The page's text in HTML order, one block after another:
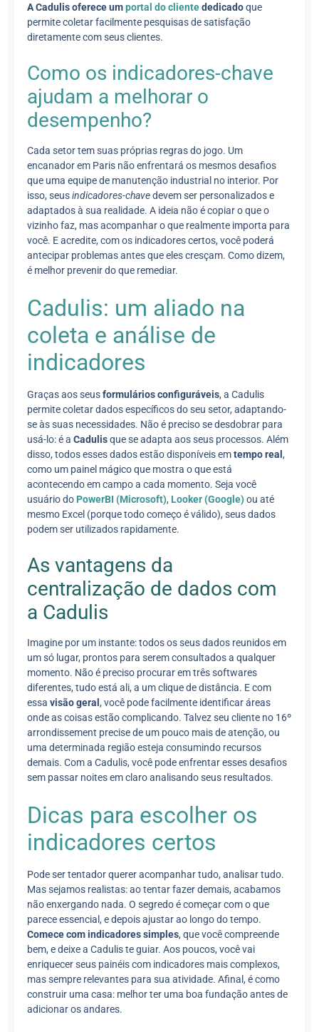
A Cadulis oferece umportal do clientededicadoque
permite coletar facilmente pesquisas de satisfação
diretamente com seus clientes.
Como os indicadores-chave
ajudam a melhorar o
desempenho?
Cada setor tem suas próprias regras do jogo. Um
encanador em Paris não enfrentará os mesmos desafios
que uma equipe de manutenção industrial no interior. Por
isso, seusindicadores-chavedevem ser personalizados e
adaptados à sua realidade. A ideia não é copiar o que o
vizinho faz, mas acompanhar o que realmente importa para
você. E acredite, com os indicadores certos, você poderá
antecipar problemas antes que eles cresçam. Como dizem,
é melhor prevenir do que remediar.
Cadulis: um aliado na
coleta e análise de
indicadores
Graças aos seusformulários configuráveis, a Cadulis
permite coletar dados específicos do seu setor, adaptando-
se às suas necessidades. Não é preciso se desdobrar para
usá-lo: é aCadulisque se adapta aos seus processos. Além
disso, todos esses dados estão disponíveis emtempo real,
como um painel mágico que mostra o que está
acontecendo em campo a cada momento. Seja você
usuário do PowerBI (Microsoft), Looker (Google)ou até
mesmo Excel (porque todo começo é válido), seus dados
podem ser utilizados rapidamente.
As vantagens da
centralização de dados com
a Cadulis
Imagine por um instante: todos os seus dados reunidos em
um só lugar, prontos para serem consultados a qualquer
momento. Não é preciso procurar em três softwares
diferentes, tudo está ali, a um clique de distância. E com
essavisão geral, você pode facilmente identificar áreas
onde as coisas estão complicando. Talvez seu cliente no 16º
arrondissement precise de um pouco mais de atenção, ou
uma determinada região esteja consumindo recursos
demais. Com a Cadulis, você pode enfrentar esses desafios
sem passar noites em claro analisando seus resultados.
Dicas para escolher os
indicadores certos
Pode ser tentador querer acompanhar tudo, analisar tudo.
Mas sejamos realistas: ao tentar fazer demais, acabamos
não enxergando nada. O segredo é começar com o que
parece essencial, e depois ajustar ao longo do tempo.
Comece com indicadores simples, que você compreende
bem, e deixe a Cadulis te guiar. Aos poucos, você vai
enriquecer seus painéis com indicadores mais complexos,
mas sempre relevantes para sua atividade. Afinal, é como
construir uma casa: melhor ter uma boa fundação antes de
adicionar os andares.